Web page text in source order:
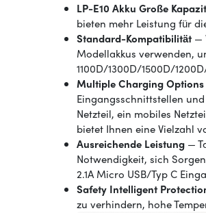
LP-E10 Akku Große
bieten mehr Leistung für
Standard-Kompatibilität—
Modellakkus verwenden,
1100D/1300D/1500D/
Multiple Charging Options
Eingangsschnittstellen
Netzteil, ein mobiles
bietet Ihnen eine Vielzahl
Ausreichende Leistung —
Notwendigkeit, sich
2.1A Micro USB/Typ C
Safety Intelligent
zu verhindern, hohe